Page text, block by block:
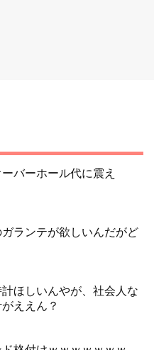
バーホール代に震え
ランテが欲しいんだがど
ほしいんやが、社会人な
ええん？